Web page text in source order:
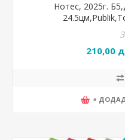
Нотес, 2025г.
210,00
+